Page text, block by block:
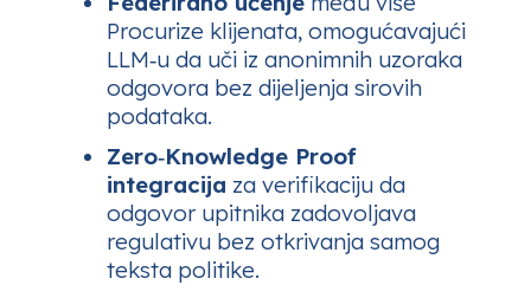
Procurize klijenata, omogućavajući
LLM‑u da uči iz anonimnih uzoraka
odgovora bez dijeljenja sirovih
podataka.
Zero‑Knowledge Proof
integracija za verifikaciju da
odgovor upitnika zadovoljava
regulativu bez otkrivanja samog
teksta politike.